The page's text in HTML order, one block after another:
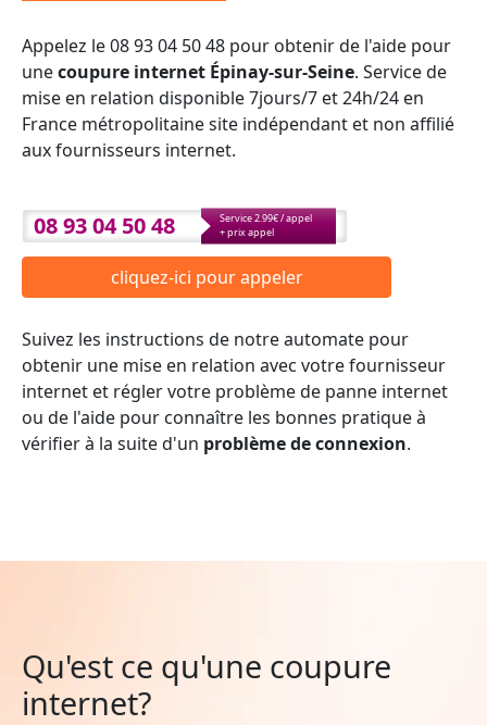
Appelez le 08 93 04 50 48 pour obtenir de l'aide pour
unecoupure internet Épinay-sur-Seine. Service de
mise en relation disponible 7jours/7 et 24h/24 en
France métropolitaine site indépendant et non affilié
aux fournisseurs internet.
08 93 04 50 48
Service 2.99€ / appel
+ prix appel
cliquez-ici pour appeler
Suivez les instructions de notre automate pour
obtenir une mise en relation avec votre fournisseur
internet et régler votre problème de panne internet
ou de l'aide pour connaître les bonnes pratique à
vérifier à la suite d'un problème de connexion.
Qu'est ce qu'une coupure
internet?